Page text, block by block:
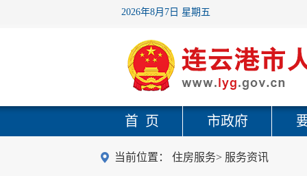
2026年8月7日 星期五
首 页 市政府
当前位置： 住房服务> 服务资讯